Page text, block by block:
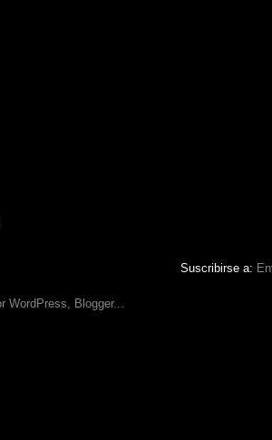
Suscribirse a: